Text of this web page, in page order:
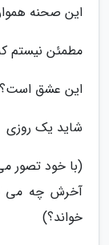
این صحنه
مطمئن نیستم
این عشق است؟
شاید یک روزی
(با خود تصور
آخرش چه می
خواند؟)